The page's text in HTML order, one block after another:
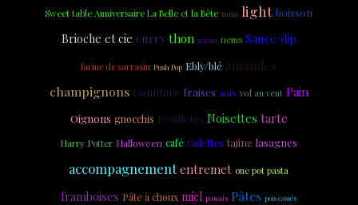
Sweet table Anniversaire La Belle et la Bête mms light boisson
Brioche et cie curry thon naans nems Sauce/dip
farine de sarrasin Push Pop Ebly/blé amandes
champignons Confiture fraises anis vol au vent Pain
Oignons gnocchis Feuilletés Noisettes tarte
Harry Potter Halloween café Galettes tajine lasagnes
accompagnement entremet one pot pasta
framboises Pâte à choux miel panais Pâtes pois cassés